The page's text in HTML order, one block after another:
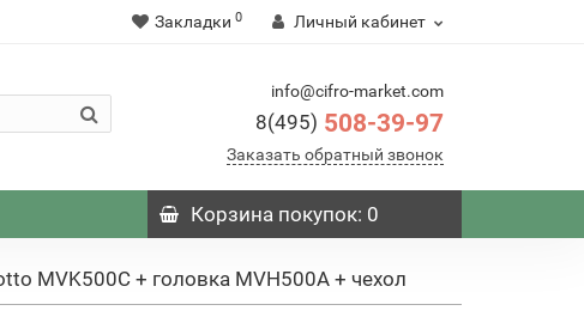
Закладки 0 Личный кабинет
info@cifro-market.com
8(495) 508-39-97
Заказать обратный звонок
Корзинапокупок: 0
MVK500C + головка MVH500A + чехол